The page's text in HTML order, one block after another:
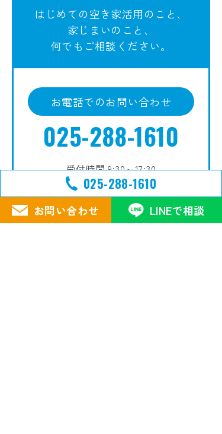
はじめての空き家活用のこと、
家じまいのこと、
何でもご相談ください。
お電話でのお問い合わせ
025-288-1610
受付時間 9:30～17:30
（土日祝を除く）
事前のご予約で平日時間外
土日祝日も対応させていただきます。
025-288-1610
お問い合わせ LINEで相談